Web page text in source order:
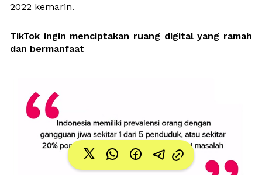
2022 kemarin.
TikTok ingin menciptakan ruang digital yang ramah
dan bermanfaat